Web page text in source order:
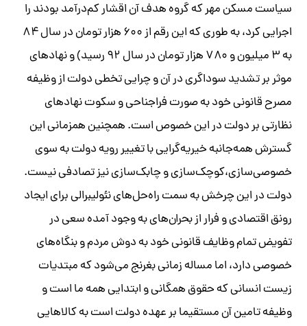
سیاست مسکن مهر که گروه هدف آن اقشار کم‌درآمد بودند را
اجرایی کرد، به طوری که این رقم از ۶۰۰ هزار تومان در سال ۸۴
به ۳ میلیون و ۷۸۰ هزار تومان در سال ۹۲ رسید) و نهادهای
موثر بر تشدید سوداگری در آن و چرایی تخطی دولت از وظیفه
مصرح قانونی خود به صورت فراجناحی و سکوت نهادهای
نظارتی بر دولت در این خصوص است. همچنین همزمانی این
گسترش همه‌جانبه خیریه‌گرایی با تغییر رویه دولت به سوی
خصوصی‌سازی،کوچک‌سازی و چابک‌سازی نیز تصادفی نیست.
دولت در این چرخش به سمت راه‌حل‌های نئولیبرالی برای ایجاد
رونق اقتصادی و فرار از بحران‌های به وجود آمده سعی در
تفویض تمام وظایف قانونی خود به دوش مردم و بنگاه‌های
خصوصی دارد، اما مساله زمانی بغرنج می‌شود که مبتدیات
زیست انسانی که حقوق همگانی و ابتدایی همه ما است و
وظیفه تامین آن مستقیما بر عهده دولت است به کالاهایی